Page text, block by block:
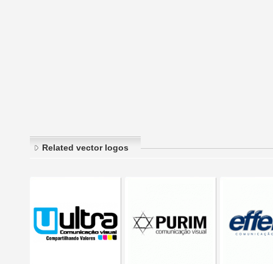
Related vector logos